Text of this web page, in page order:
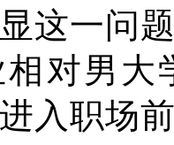
这一问
对男大
入职场